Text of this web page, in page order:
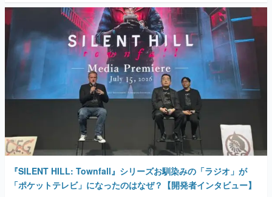
『SILENT HILL: Townfall』シリーズお馴染みの「ラジオ」が
「ポケットテレビ」になったのはなぜ？【開発者インタビュー】